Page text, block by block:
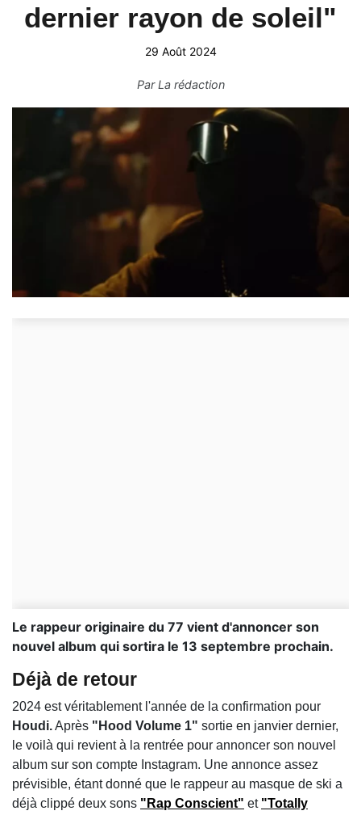
dernier rayon de soleil"
29 Août 2024
ParLa rédaction
Le rappeur originaire du 77 vient d'annoncer son
nouvel album qui sortira le 13 septembre prochain.
Déjà de retour
2024 est véritablement l'année de la confirmation pour
Houdi.Après "Hood Volume 1" sortie en janvier dernier,
le voilà qui revient à la rentrée pour annoncer son nouvel
album sur son compte Instagram. Une annonce assez
prévisible, étant donné que le rappeur au masque de ski a
déjà clippé deux sons "Rap Conscient" et "Totally